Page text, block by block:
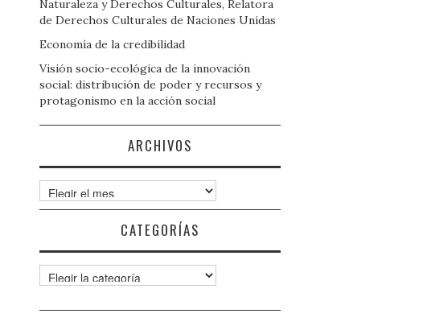
Naturaleza y Derechos Culturales, Relatora
de Derechos Culturales de Naciones Unidas
Economía de la credibilidad
Visión socio-ecológica de la innovación
social: distribución de poder y recursos y
protagonismo en la acción social
ARCHIVOS
Archivos
CATEGORÍAS
Categorías